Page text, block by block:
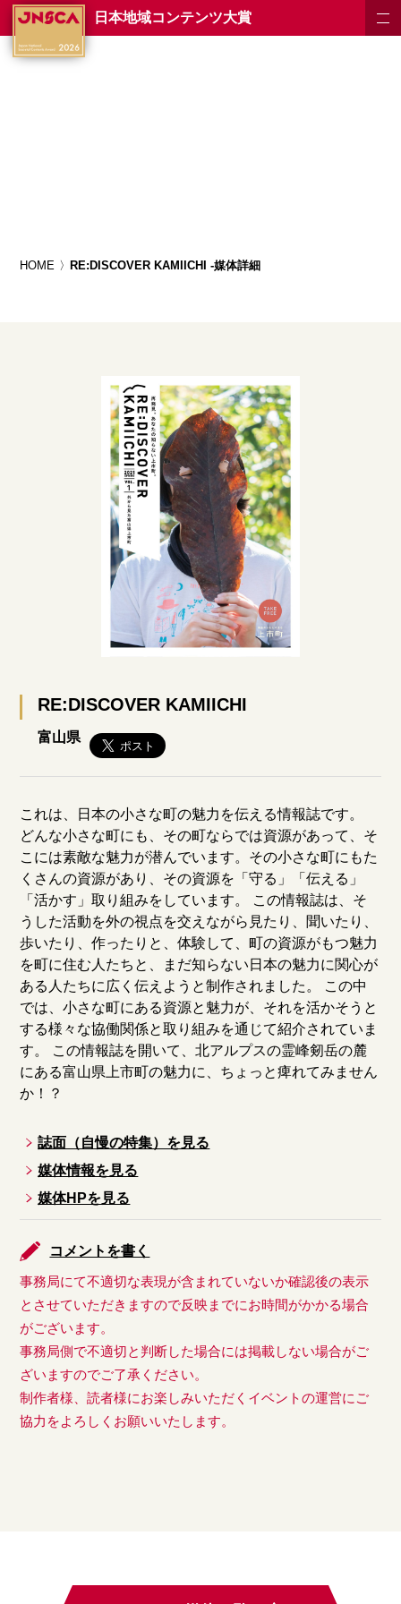
日本地域コンテンツ大賞
HOME RE:DISCOVER KAMIICHI -媒体詳細
RE:DISCOVER KAMIICHI
富山県
これは、日本の小さな町の魅力を伝える情報誌です。
どんな小さな町にも、その町ならでは資源があって、そ
こには素敵な魅力が潜んでいます。その小さな町にもた
くさんの資源があり、その資源を「守る」「伝える」
「活かす」取り組みをしています。 この情報誌は、そ
うした活動を外の視点を交えながら見たり、聞いたり、
歩いたり、作ったりと、体験して、町の資源がもつ魅力
を町に住む人たちと、まだ知らない日本の魅力に関心が
ある人たちに広く伝えようと制作されました。 この中
では、小さな町にある資源と魅力が、それを活かそうと
する様々な協働関係と取り組みを通じて紹介されていま
す。 この情報誌を開いて、北アルプスの霊峰剱岳の麓
にある富山県上市町の魅力に、ちょっと痺れてみません
か！？
誌面（自慢の特集）を見る
媒体情報を見る
媒体HPを見る
コメントを書く
事務局にて不適切な表現が含まれていないか確認後の表示
とさせていただきますので反映までにお時間がかかる場合
がございます。
事務局側で不適切と判断した場合には掲載しない場合がご
ざいますのでご了承ください。
制作者様、読者様にお楽しみいただくイベントの運営にご
協力をよろしくお願いいたします。